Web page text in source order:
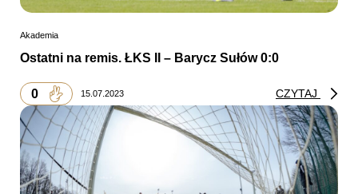
Akademia
Ostatni na remis. ŁKS II – Barycz Sułów 0:0
0 15.07.2023 CZYTAJ